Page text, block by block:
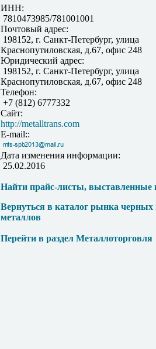
ИНН:
7810473985/781001001
Почтовый адрес:
198152, г. Санкт-Петербург, улица
Краснопутиловская, д.67, офис 248
Юридический адрес:
198152, г. Санкт-Петербург, улица
Краснопутиловская, д.67, офис 248
Телефон:
+7 (812) 6777332
Сайт:
http://metalltrans.com
E-mail::
Дата изменения информации:
25.02.2016
Найти прайс-листы, выставленные
Вернуться в каталог рынка
металлов
Перейти в раздел Металлоторговля